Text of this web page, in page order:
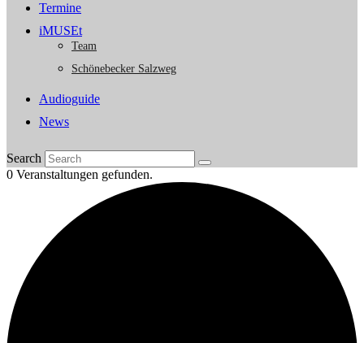
Termine
iMUSEt
Team
Schönebecker Salzweg
Audioguide
News
Search
0 Veranstaltungen gefunden.